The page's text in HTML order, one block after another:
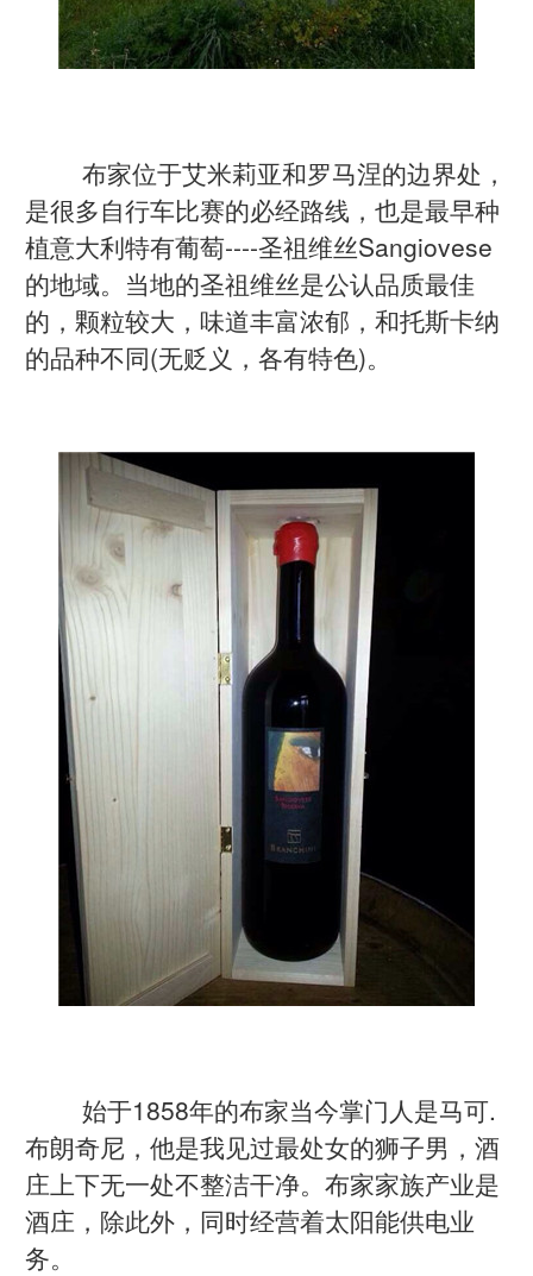
布家位于艾米莉亚和罗马涅的边界处，
是很多自行车比赛的必经路线，也是最早种
植意大利特有葡萄----圣祖维丝Sangiovese
的地域。当地的圣祖维丝是公认品质最佳
的，颗粒较大，味道丰富浓郁，和托斯卡纳
的品种不同(无贬义，各有特色)。
始于1858年的布家当今掌门人是马可.
布朗奇尼，他是我见过最处女的狮子男，酒
庄上下无一处不整洁干净。布家家族产业是
酒庄，除此外，同时经营着太阳能供电业
务。